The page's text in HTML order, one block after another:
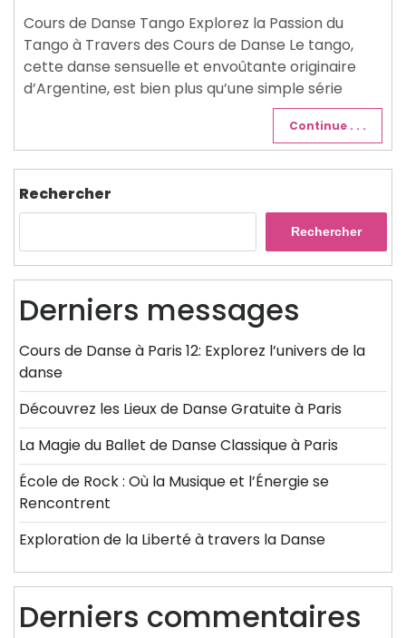
Cours de Danse Tango Explorez la Passion du
Tango à Travers des Cours de Danse Le tango,
cette danse sensuelle et envoûtante originaire
d’Argentine, est bien plus qu’une simple série
Continue . . .
Rechercher
Rechercher
Derniers messages
Cours de Danse à Paris 12: Explorez l’univers de la
danse
Découvrez les Lieux de Danse Gratuite à Paris
La Magie du Ballet de Danse Classique à Paris
École de Rock : Où la Musique et l’Énergie se
Rencontrent
Exploration de la Liberté à travers la Danse
Derniers commentaires